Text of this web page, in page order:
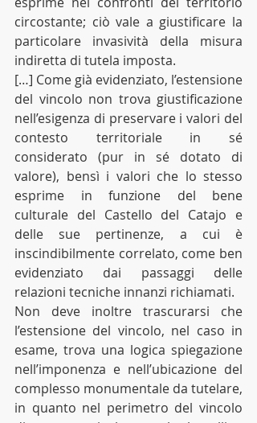
circostante; ciò vale a giustificare la
particolare invasività della misura
indiretta di tutela imposta.
[…] Come già evidenziato, l’estensione
del vincolo non trova giustificazione
nell’esigenza di preservare i valori del
contesto territoriale in sé
considerato (pur in sé dotato di
valore), bensì i valori che lo stesso
esprime in funzione del bene
culturale del Castello del Catajo e
delle sue pertinenze, a cui è
inscindibilmente correlato, come ben
evidenziato dai passaggi delle
relazioni tecniche innanzi richiamati.
Non deve inoltre trascurarsi che
l’estensione del vincolo, nel caso in
esame, trova una logica spiegazione
nell’imponenza e nell’ubicazione del
complesso monumentale da tutelare,
in quanto nel perimetro del vincolo